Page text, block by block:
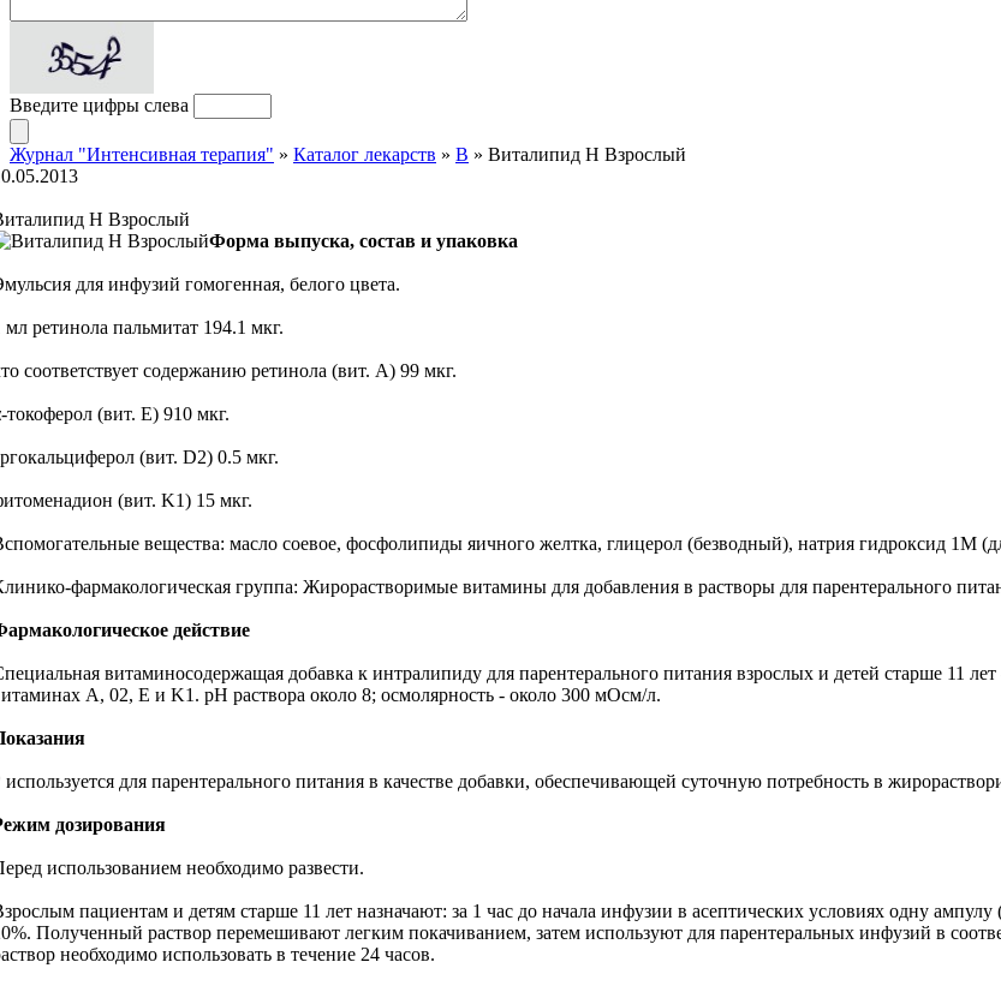
Введите цифры слева
Журнал "Интенсивная терапия" » Каталог лекарств » В » Виталипид Н Взрослый
Н Взрослый
Форма выпуска, состав и упаковка
для инфузий гомогенная, белого цвета.
мл ретинола пальмитат 194.1 мкг.
соответствует содержанию ретинола (вит. А) 99 мкг.
токоферол (вит. Е) 910 мкг.
(вит. D2) 0.5 мкг.
(вит. K1) 15 мкг.
вещества: масло соевое, фосфолипиды яичного желтка, глицерол (безводный), натрия гидроксид 1M
фармакологическая группа: Жирорастворимые витамины для добавления в растворы для парентерального
действие
витаминосодержащая добавка к интралипиду для парентерального питания взрослых и детей старше 11
А, 02, Е и K1. рН раствора около 8; осмолярность - около 300 мОсм/л.
используется для парентерального питания в качестве добавки, обеспечивающей суточную потребность в
дозирования
использованием необходимо развести.
пациентам и детям старше 11 лет назначают: за 1 час до начала инфузии в асептических условиях одну
Полученный раствор перемешивают легким покачиванием, затем используют для парентеральных инфузий в
необходимо использовать в течение 24 часов.